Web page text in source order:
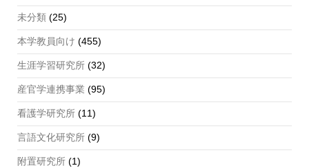
未分類 (25)
本学教員向け (455)
生涯学習研究所 (32)
産官学連携事業 (95)
看護学研究所 (11)
言語文化研究所 (9)
附置研究所 (1)